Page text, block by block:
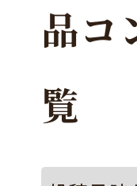
品コ
覧